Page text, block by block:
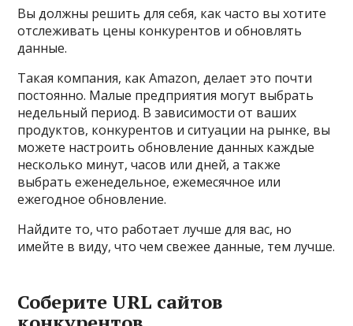
Вы должны решить для себя, как часто вы хотите
отслеживать цены конкурентов и обновлять
данные.
Такая компания, как Amazon, делает это почти
постоянно. Малые предприятия могут выбрать
недельный период. В зависимости от ваших
продуктов, конкурентов и ситуации на рынке, вы
можете настроить обновление данных каждые
несколько минут, часов или дней, а также
выбрать еженедельное, ежемесячное или
ежегодное обновление.
Найдите то, что работает лучше для вас, но
имейте в виду, что чем свежее данные, тем лучше.
Соберите URL сайтов